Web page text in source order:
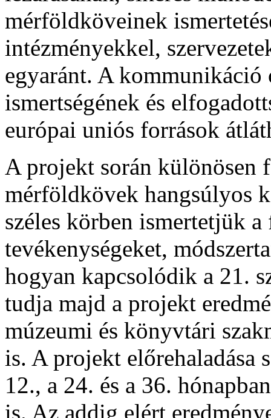
mérföldköveinek
intézményekkel,
egyaránt. A
ismertségének és
európai uniós források
A projekt során különösen
mérföldkövek hangsúlyos
széles körben ismertetjük
tevékenységeket,
hogyan kapcsolódik a 21.
tudja majd a projekt
múzeumi és könyvtári
is. A projekt előrehaladása
12., a 24. és a 36.
is. Az addig elért